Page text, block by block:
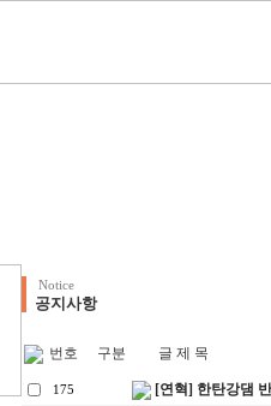
Notice
공지사항
번호 구분 글 제 목
175 [연혁] 한탄강댐